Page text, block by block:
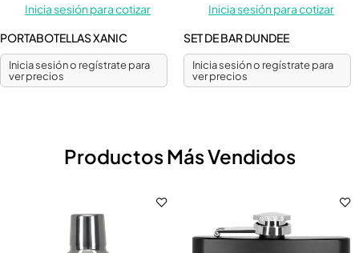
Inicia sesión para cotizar
PORTABOTELLAS XANIC
Inicia sesión o regístrate para
ver precios
Inicia sesión para cotizar
SET DE BAR DUNDEE
Inicia sesión o regístrate para
ver precios
Productos Más Vendidos